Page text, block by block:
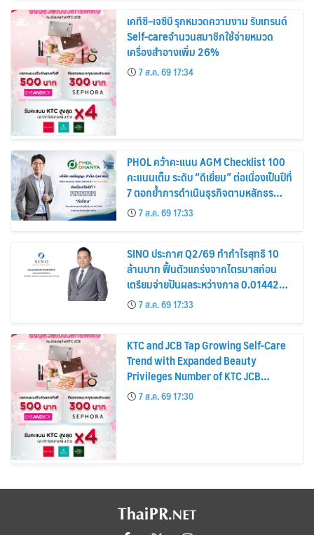
เคทีซี–เจซีบี รุกหมวดความงาม รับเทรนด์
Self-careจำนวนสมาชิกใช้จ่ายหมวด
เครื่องสำอางเพิ่ม 26%
7 ส.ค. 69 17:34
PHOL คว้าคะแนน AGM Checklist 100
คะแนนเต็ม ระดับ “ดีเยี่ยม” ต่อเนื่องเป็นปีที่
7 ตอกย้ำการดำเนินธุรกิจตามหลักธร
รมาภิบาล โปร่งใส สร้างความเชื่อมั่นผู้ถือ
หุ้น
7 ส.ค. 69 17:33
SINO ประกาศ Q2/69 ทำกำไรสุทธิ 10
ล้านบาท ฟื้นตัวแกร่งจากไตรมาสก่อน
เตรียมจ่ายปันผลระหว่างกาล 0.014423
บาทต่อหุ้น ครึ่งปีหลังมุ่งเติบโตต่อเนื่อง
7 ส.ค. 69 17:33
KTC and JCB Tap Growing Self-Care
Trend with Expanded Beauty
Privileges Number of KTC JCB
Cardmembers Spending on
Cosmetics Rises 26%
7 ส.ค. 69 17:30